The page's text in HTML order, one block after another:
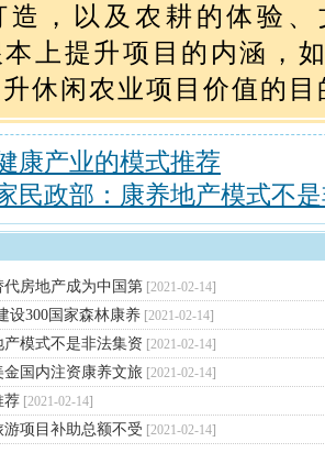
造，以及农耕的体验
上提升项目的内涵，
休闲农业项目价值的目
康产业的模式推荐
民政部：康养地产模式不
房地产成为中国第 [2021-02-14]
设300国家森林康养 [2021-02-14]
模式不是非法集资 [2021-02-14]
国内注资康养文旅 [2021-02-14]
荐 [2021-02-14]
项目补助总额不受 [2021-02-14]